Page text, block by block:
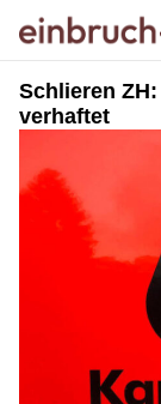
Schlieren
verhaftet